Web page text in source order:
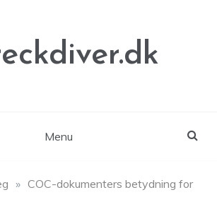
Menu
» COC-dokumenters betydning for